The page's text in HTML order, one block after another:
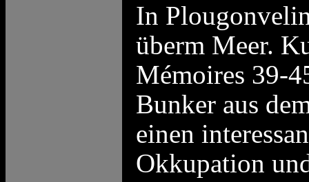
In
überm Meer.
Mémoires 39-
Bunker aus
einen
Okkupation